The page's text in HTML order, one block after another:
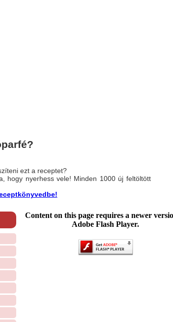
ezt a receptet?
hogy nyerhess vele! Minden 1000 új feltöltött
Content on this page requires a newer
Adobe Flash Player.